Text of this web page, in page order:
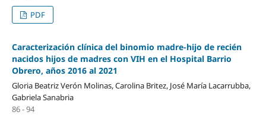
PDF
Caracterización clínica del binomio madre-hijo de recién
nacidos hijos de madres con VIH en el Hospital Barrio
Obrero, años 2016 al 2021
Gloria Beatriz Verón Molinas, Carolina Britez, José María Lacarrubba,
Gabriela Sanabria
86 - 94